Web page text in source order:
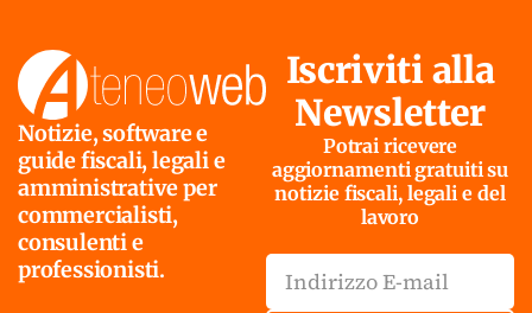
Notizie, software e
guide fiscali, legali e
amministrative per
commercialisti,
consulenti e
professionisti.
Iscriviti alla
Newsletter
Potrai ricevere
aggiornamenti gratuiti su
notizie fiscali, legali e del
lavoro